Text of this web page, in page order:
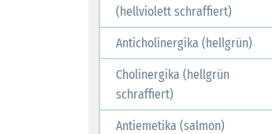
(hellviolett schraffiert)
Anticholinergika (hellgrün)
Cholinergika (hellgrün
schraffiert)
Antiemetika (salmon)